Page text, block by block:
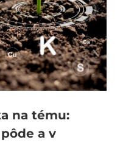
na tému:
a v